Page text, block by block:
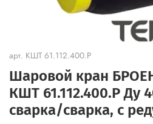
арт. КШТ 61.112.400.Р
Шаровой кран
КШТ 61.112.400.Р Ду
сварка/сварка, с